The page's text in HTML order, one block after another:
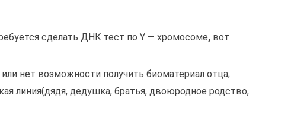
сделать ДНК тест по Y — хромосоме, вот
нет возможности получить биоматериал отца;
линия(дядя, дедушка, братья, двоюродное родство,